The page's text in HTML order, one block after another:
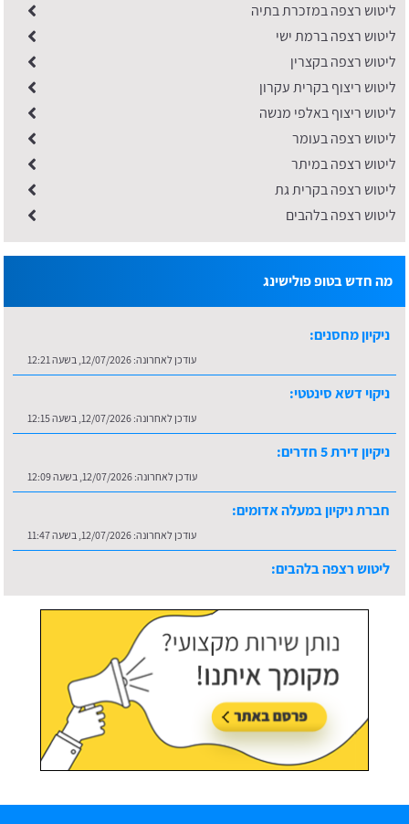
ליטוש רצפה במזכרת בתיה
ליטוש רצפה ברמת ישי
ליטוש רצפה בקצרין
ליטוש ריצוף בקרית עקרון
ליטוש ריצוף באלפי מנשה
ליטוש רצפה בעומר
ליטוש רצפה במיתר
ליטוש רצפה בקרית גת
ליטוש רצפה בלהבים
מה חדש בטופ פולישינג
ניקיון מחסנים:
ניקוי דשא סינטטי:
12/07/2026, בשעה 12:15
ניקיון דירת 5 חדרים:
12/07/2026, בשעה 12:09
חברת ניקיון במעלה אדומים:
12/07/2026, בשעה 11:47
ליטוש רצפה בלהבים:
16/07/2026, בשעה 10:36